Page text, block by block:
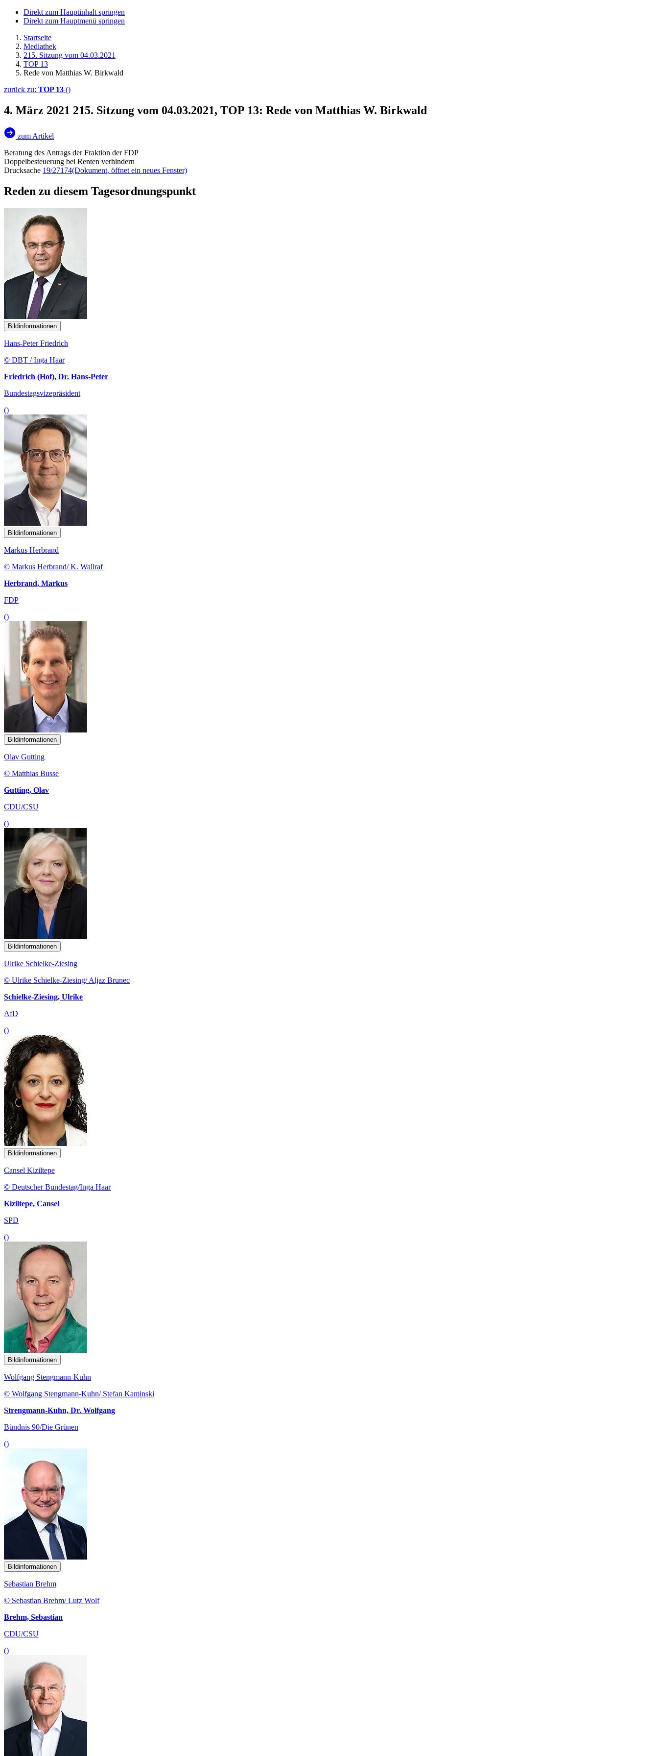
Direkt zum Hauptinhalt springen
Direkt zum Hauptmenü springen
Startseite
Mediathek
215. Sitzung vom 04.03.2021
TOP 13
Rede von Matthias W. Birkwald
zurück zu: TOP 13 ()
4. März 2021 215. Sitzung vom 04.03.2021, TOP 13: Rede von Matthias W. Birkwald
zum Artikel
Beratung des Antrags der Fraktion der FDP
Doppelbesteuerung bei Renten verhindern
Drucksache 19/27174(Dokument, öffnet ein neues Fenster)
Reden zu diesem Tagesordnungspunkt
Bildinformationen
Hans-Peter Friedrich
© DBT / Inga Haar
Friedrich (Hof), Dr. Hans-Peter
Bundestagsvizepräsident
()
Bildinformationen
Markus Herbrand
© Markus Herbrand/ K. Wallraf
Herbrand, Markus
FDP
()
Bildinformationen
Olav Gutting
© Matthias Busse
Gutting, Olav
CDU/CSU
()
Bildinformationen
Ulrike Schielke-Ziesing
© Ulrike Schielke-Ziesing/ Aljaz Brunec
Schielke-Ziesing, Ulrike
AfD
()
Bildinformationen
Cansel Kiziltepe
© Deutscher Bundestag/Inga Haar
Kiziltepe, Cansel
SPD
()
Bildinformationen
Wolfgang Stengmann-Kuhn
© Wolfgang Stengmann-Kuhn/ Stefan Kaminski
Strengmann-Kuhn, Dr. Wolfgang
Bündnis 90/Die Grünen
()
Bildinformationen
Sebastian Brehm
© Sebastian Brehm/ Lutz Wolf
Brehm, Sebastian
CDU/CSU
()